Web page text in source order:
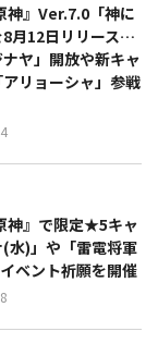
』Ver.7.0「神に
8月12日リリース…
ヤ」開放や新キャ
リョーシャ」参戦
神』で限定★5キャ
水)」や「雷電将軍
ベント祈願を開催